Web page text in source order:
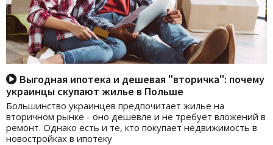
Выгодная ипотека и дешевая "вторичка": почему
украинцы скупают жилье в Польше
Большинство украинцев предпочитает жилье на
вторичном рынке - оно дешевле и не требует вложений в
ремонт. Однако есть и те, кто покупает недвижимость в
новостройках в ипотеку